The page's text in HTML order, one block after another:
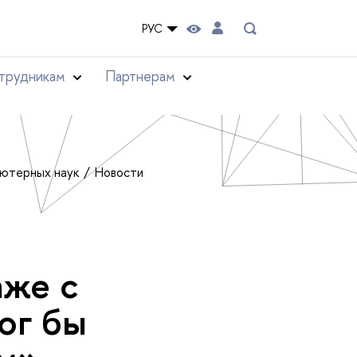
РУС
Партнерам
наук Новости
с
бы